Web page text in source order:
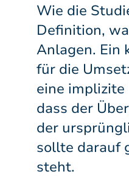
Wie die
Definition,
Anlagen. Ein
für die
eine
dass der
der
sollte darauf
steht.